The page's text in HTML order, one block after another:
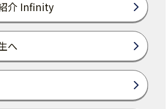
介 Infinity
へ